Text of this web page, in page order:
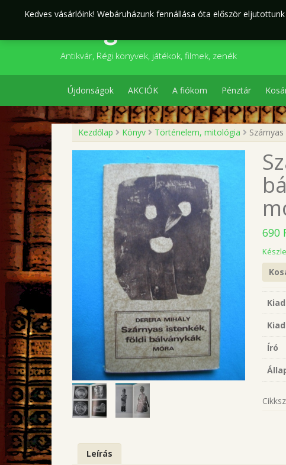
Szegedi
Antikvár, Régi könyvek, játékok, filmek, zenék
Újdonságok AKCIÓK A fiókom Pénztár
Kezdőlap Könyv Történelem, mitológia
690
Író
Leírás
Kedves vásárlóink! Webáruházunk fennállása óta először